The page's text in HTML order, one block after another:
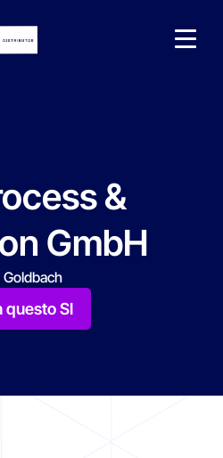
?
&
GmbH
questo SI